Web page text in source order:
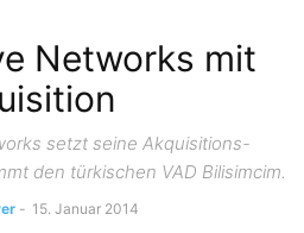
Networks mit
setzt seine Akquisitions-
den türkischen VAD Bilisimcim.
- 15. Januar 2014